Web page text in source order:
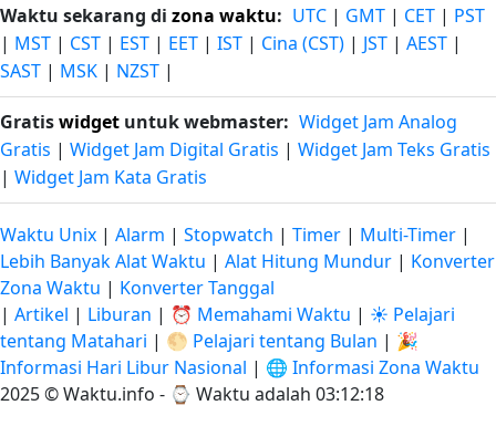
Waktu sekarang di zona waktu: UTC | GMT | CET | PST
| MST | CST | EST | EET | IST | Cina (CST) | JST | AEST |
SAST | MSK | NZST |
Gratiswidget untuk webmaster: Widget Jam Analog
Gratis | Widget Jam Digital Gratis | Widget Jam Teks Gratis
| Widget Jam Kata Gratis
Waktu Unix | Alarm | Stopwatch | Timer | Multi-Timer |
Lebih Banyak Alat Waktu | Alat Hitung Mundur | Konverter
Zona Waktu | Konverter Tanggal
| Artikel | Liburan | ⏰ Memahami Waktu | ☀️ Pelajari
tentang Matahari | 🌕 Pelajari tentang Bulan | 🎉
Informasi Hari Libur Nasional | 🌐 Informasi Zona Waktu
2025 © Waktu.info - ⌚ Waktu adalah 03:12:19